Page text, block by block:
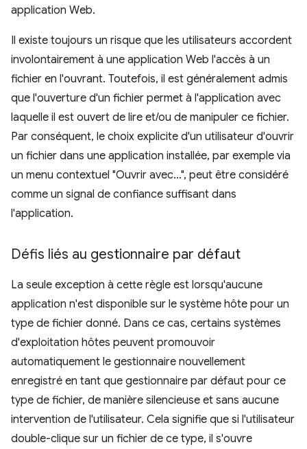
application Web.
Il existe toujours un risque que les utilisateurs accordent
involontairement à une application Web l'accès à un
fichier en l'ouvrant. Toutefois, il est généralement admis
que l'ouverture d'un fichier permet à l'application avec
laquelle il est ouvert de lire et/ou de manipuler ce fichier.
Par conséquent, le choix explicite d'un utilisateur d'ouvrir
un fichier dans une application installée, par exemple via
un menu contextuel "Ouvrir avec…", peut être considéré
comme un signal de confiance suffisant dans
l'application.
Défis liés au gestionnaire par défaut
La seule exception à cette règle est lorsqu'aucune
application n'est disponible sur le système hôte pour un
type de fichier donné. Dans ce cas, certains systèmes
d'exploitation hôtes peuvent promouvoir
automatiquement le gestionnaire nouvellement
enregistré en tant que gestionnaire par défaut pour ce
type de fichier, de manière silencieuse et sans aucune
intervention de l'utilisateur. Cela signifie que si l'utilisateur
double-clique sur un fichier de ce type, il s'ouvre